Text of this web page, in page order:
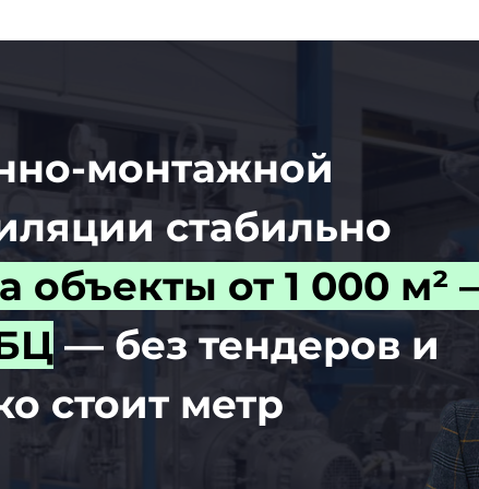
монтажной
стабильно
объекты от 1 000 м²
— без тендеров и
стоит метр